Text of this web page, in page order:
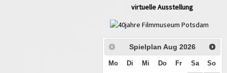
virtuelle Ausstellung
Spielplan Aug 2026
Mo Di Mi Do Fr Sa So